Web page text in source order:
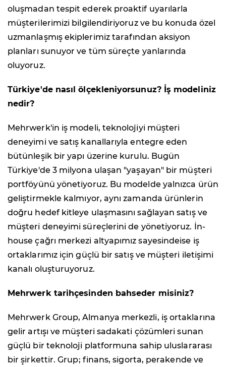
oluşmadan tespit ederek proaktif uyarılarla
müşterilerimizi bilgilendiriyoruz ve bu konuda özel
uzmanlaşmış ekiplerimiz tarafından aksiyon
planları sunuyor ve tüm süreçte yanlarında
oluyoruz.
Türkiye'de nasıl ölçekleniyorsunuz? İş modeliniz
nedir?
Mehrwerk'in iş modeli, teknolojiyi müşteri
deneyimi ve satış kanallarıyla entegre eden
bütünleşik bir yapı üzerine kurulu. Bugün
Türkiye'de 3 milyona ulaşan "yaşayan" bir müşteri
portföyünü yönetiyoruz. Bu modelde yalnızca ürün
geliştirmekle kalmıyor, aynı zamanda ürünlerin
doğru hedef kitleye ulaşmasını sağlayan satış ve
müşteri deneyimi süreçlerini de yönetiyoruz. İn-
house çağrı merkezi altyapımız sayesindeise iş
ortaklarımız için güçlü bir satış ve müşteri iletişimi
kanalı oluşturuyoruz.
Mehrwerk tarihçesinden bahseder misiniz?
Mehrwerk Group, Almanya merkezli, iş ortaklarına
gelir artışı ve müşteri sadakati çözümleri sunan
güçlü bir teknoloji platformuna sahip uluslararası
bir şirkettir. Grup; finans, sigorta, perakende ve